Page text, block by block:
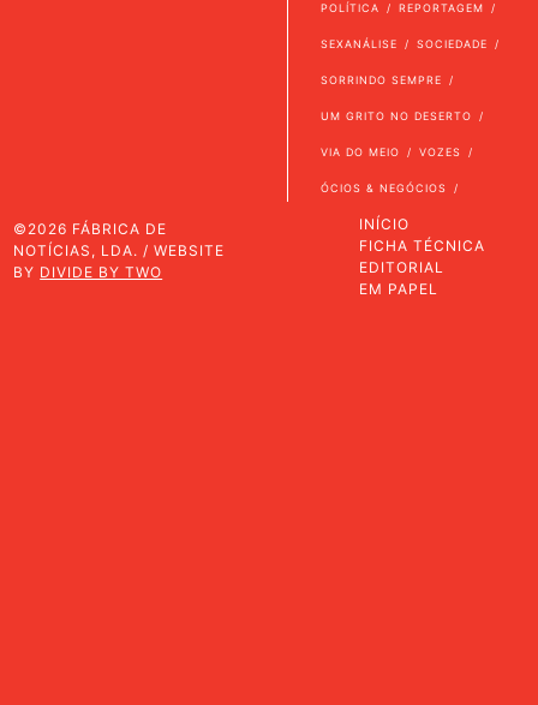
POLÍTICA REPORTAGEM
SEXANÁLISE SOCIEDADE
SORRINDO SEMPRE
UM GRITO NO DESERTO
VIA DO MEIO VOZES
ÓCIOS & NEGÓCIOS
©2026 FÁBRICA DE
NOTÍCIAS, LDA. / WEBSITE
BY DIVIDE BY TWO
INÍCIO
FICHA TÉCNICA
EDITORIAL
EM PAPEL